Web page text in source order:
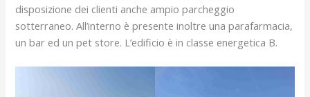
disposizione dei clienti anche ampio parcheggio
sotterraneo. All’interno è presente inoltre una parafarmacia,
un bar ed un pet store. L’edificio è in classe energetica B.